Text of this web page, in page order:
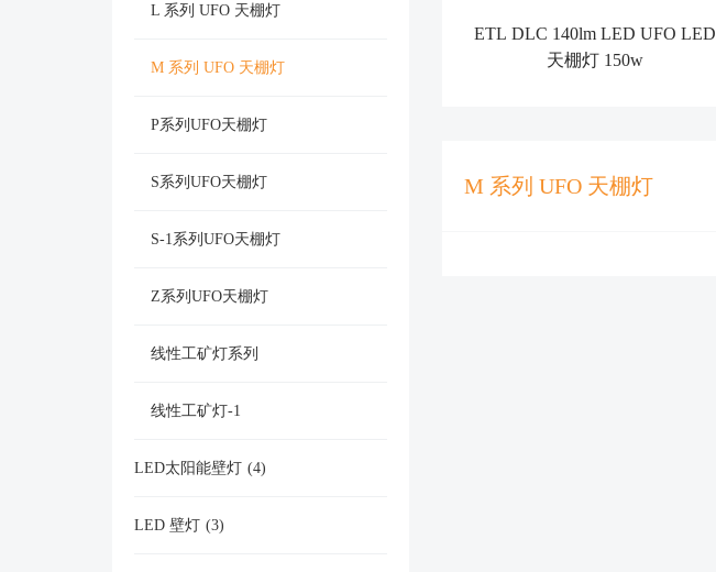
L 系列 UFO 天棚灯
M 系列 UFO 天棚灯
P系列UFO天棚灯
S系列UFO天棚灯
S-1系列UFO天棚灯
Z系列UFO天棚灯
线性工矿灯系列
线性工矿灯-1
LED太阳能壁灯 (4)
LED 壁灯 (3)
ETL DLC 140lm LED UFO LED
天棚灯 150w
M 系列 UFO 天棚灯